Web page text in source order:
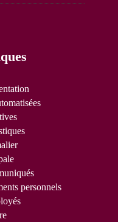
personnels